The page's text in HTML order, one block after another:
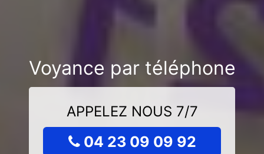
Voyance par téléphone
APPELEZ NOUS 7/7
04 23 09 09 92